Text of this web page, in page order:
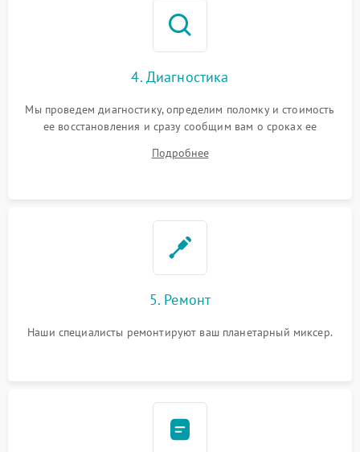
4. Диагностика
Мы проведем диагностику, определим поломку и стоимость
ее восстановления и сразу сообщим вам о сроках ее
Подробнее
5. Ремонт
Наши специалисты ремонтируют ваш планетарный миксер.